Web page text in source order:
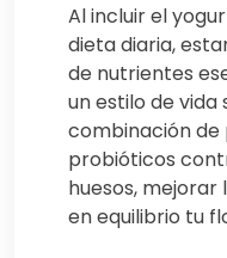
Al incluir el
dieta diaria,
de nutrientes
un estilo de vida
combinación
probióticos
huesos,
en equilibrio tu